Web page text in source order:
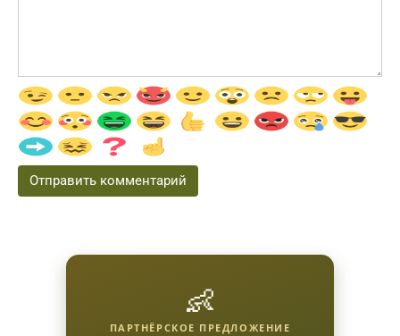
👶
ПАРТНЁРСКОЕ ПРЕДЛОЖЕНИЕ